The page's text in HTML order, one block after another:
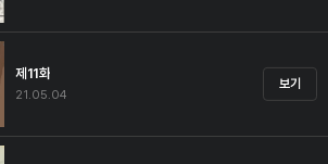
제11화
21.05.04
보기